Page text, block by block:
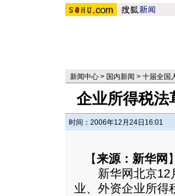
新闻中心 > 国内新闻 > 十届全国
企业所得税法
时间：2006年12月24日16:01
【来源：新华网 】
新华网北京12
业、外资企业所得